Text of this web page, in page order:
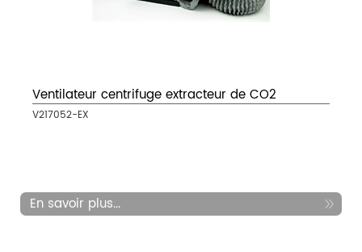
Ventilateur centrifuge extracteur de CO2
V217052-EX
En savoir plus...